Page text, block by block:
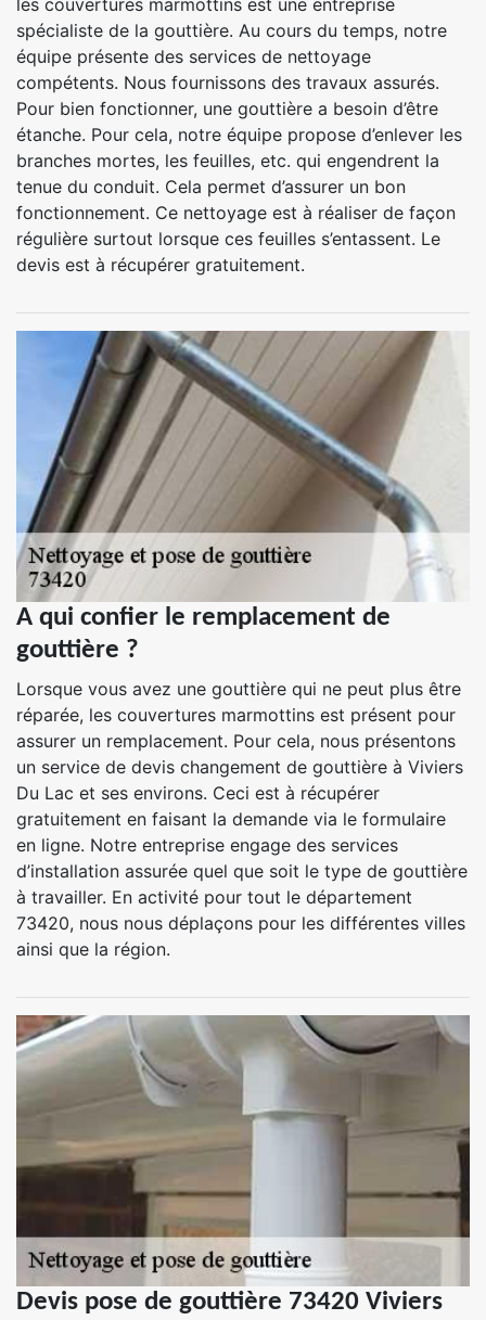
les couvertures marmottins est une entreprise
spécialiste de la gouttière. Au cours du temps, notre
équipe présente des services de nettoyage
compétents. Nous fournissons des travaux assurés.
Pour bien fonctionner, une gouttière a besoin d’être
étanche. Pour cela, notre équipe propose d’enlever les
branches mortes, les feuilles, etc. qui engendrent la
tenue du conduit. Cela permet d’assurer un bon
fonctionnement. Ce nettoyage est à réaliser de façon
régulière surtout lorsque ces feuilles s’entassent. Le
devis est à récupérer gratuitement.
A qui confier le remplacement de
gouttière ?
Lorsque vous avez une gouttière qui ne peut plus être
réparée, les couvertures marmottins est présent pour
assurer un remplacement. Pour cela, nous présentons
un service de devis changement de gouttière à Viviers
Du Lac et ses environs. Ceci est à récupérer
gratuitement en faisant la demande via le formulaire
en ligne. Notre entreprise engage des services
d’installation assurée quel que soit le type de gouttière
à travailler. En activité pour tout le département
73420, nous nous déplaçons pour les différentes villes
ainsi que la région.
Devis pose de gouttière 73420 Viviers